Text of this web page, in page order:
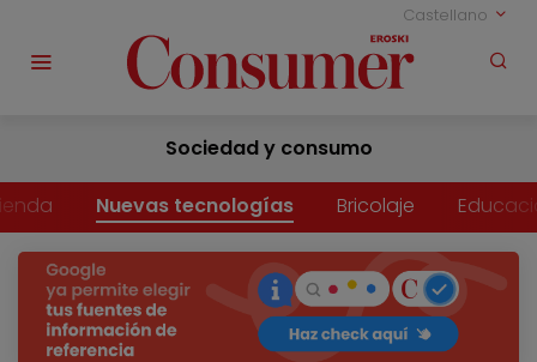
Castellano
Sociedad y consumo
Nuevas tecnologías Bricolaje